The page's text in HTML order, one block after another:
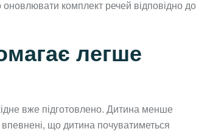
комплект речей відповідно до
легше
вже підготовлено. Дитина менше
що дитина почуватиметься